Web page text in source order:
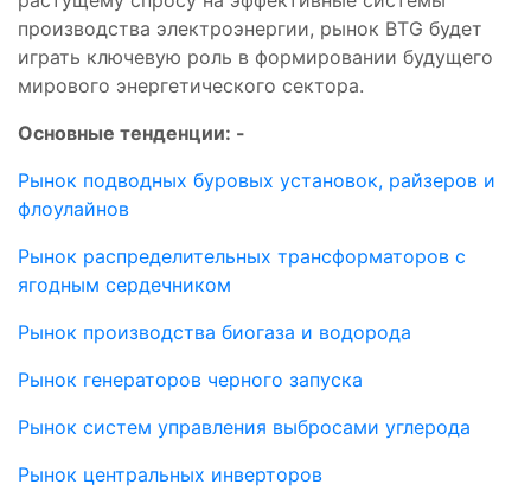
производства электроэнергии, рынок BTG будет
играть ключевую роль в формировании будущего
мирового энергетического сектора.
Основные тенденции: -
Рынок подводных буровых установок, райзеров и
флоулайнов
Рынок распределительных трансформаторов с
ягодным сердечником
Рынок производства биогаза и водорода
Рынок генераторов черного запуска
Рынок систем управления выбросами углерода
Рынок центральных инверторов